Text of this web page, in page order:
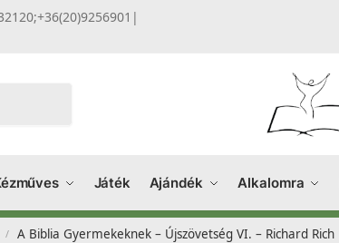
|
Játék Ajándék Alkalomra
/ A Biblia Gyermekeknek – Újszövetség VI. – Richard Rich